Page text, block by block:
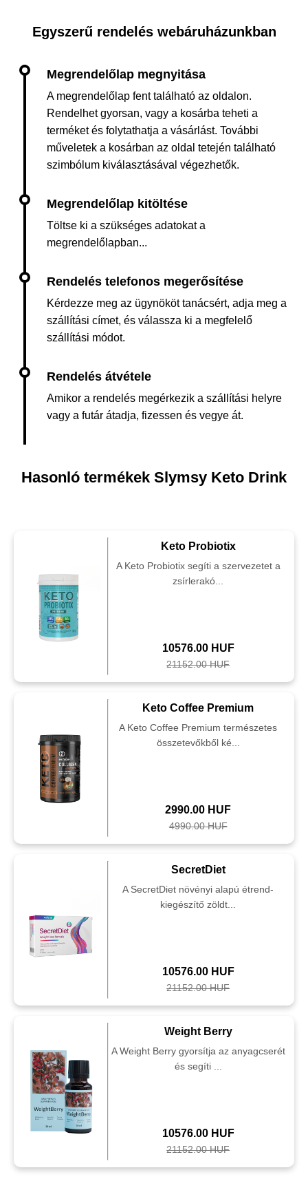
Egyszerű rendelés webáruházunkban
A megrendelőlap fent található az oldalon.
Rendelhet gyorsan, vagy a kosárba teheti a
terméket és folytathatja a vásárlást. További
műveletek a kosárban az oldal tetején található
szimbólum kiválasztásával végezhetők.
Töltse ki a szükséges adatokat a
megrendelőlapban...
Kérdezze meg az ügynököt tanácsért, adja meg a
szállítási címet, és válassza ki a megfelelő
szállítási módot.
Amikor a rendelés megérkezik a szállítási helyre
vagy a futár átadja, fizessen és vegye át.
Hasonló termékek Slymsy Keto Drink
Keto Probiotix
A Keto Probiotix segíti a szervezetet a
zsírlerakó...
10576.00 HUF
21152.00 HUF
Keto Coffee Premium
A Keto Coffee Premium természetes
összetevőkből ké...
2990.00 HUF
4990.00 HUF
SecretDiet
A SecretDiet növényi alapú étrend-
kiegészítő zöldt...
10576.00 HUF
21152.00 HUF
Weight Berry
A Weight Berry gyorsítja az anyagcserét
és segíti ...
10576.00 HUF
21152.00 HUF